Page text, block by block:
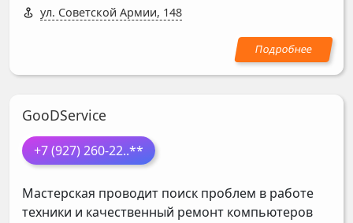
ул. Советской Армии, 148
GooDService
+7 (927) 260-22..**
Мастерская проводит поиск проблем в работе
техники и качественный ремонт компьютеров